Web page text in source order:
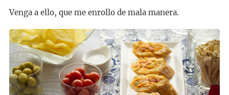
Venga a ello, que me enrollo de mala manera.